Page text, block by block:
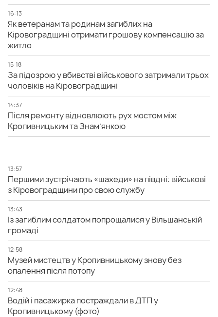
16:13
Як ветеранам та родинам загиблих на
Кіровоградщині отримати грошову компенсацію за
житло
15:18
За підозрою у вбивстві військового затримали трьох
чоловіків на Кіровоградщині
14:37
Після ремонту відновлюють рух мостом між
Кропивницьким та Знам’янкою
13:57
Першими зустрічають «шахеди» на півдні: військові
з Кіровоградщини про свою службу
13:43
Із загиблим солдатом попрощалися у Вільшанській
громаді
12:58
Музей мистецтв у Кропивницькому знову без
опалення після потопу
12:48
Водій і пасажирка постраждали в ДТП у
Кропивницькому (фото)